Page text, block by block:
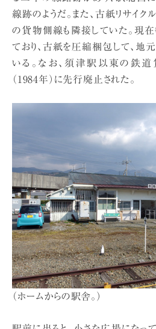
線跡のようだ。また、古紙リサイク
の貨物側線も隣接していた。現
ており、古紙を圧縮梱包して、地
いる。なお、須津駅以東の鉄
（1984年）に先行廃止された。
（ホームからの駅舎。）